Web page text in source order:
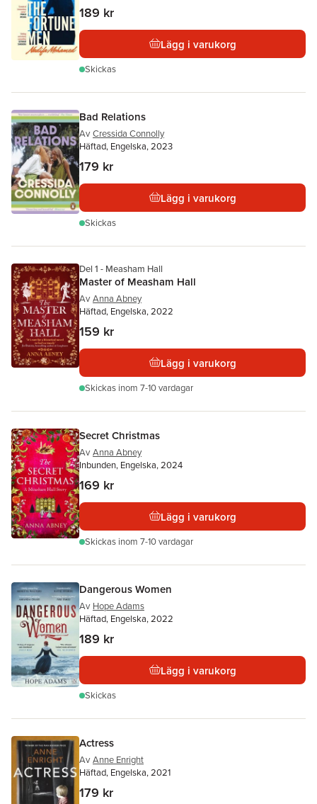
189 kr
Lägg i varukorg
Skickas
Bad Relations
Av Cressida Connolly
Häftad, Engelska, 2023
179 kr
Lägg i varukorg
Skickas
Del 1 - Measham Hall
Master of Measham Hall
Av Anna Abney
Häftad, Engelska, 2022
159 kr
Lägg i varukorg
Skickas inom 7-10 vardagar
Secret Christmas
Av Anna Abney
Inbunden, Engelska, 2024
169 kr
Lägg i varukorg
Skickas inom 7-10 vardagar
Dangerous Women
Av Hope Adams
Häftad, Engelska, 2022
189 kr
Lägg i varukorg
Skickas
Actress
Av Anne Enright
Häftad, Engelska, 2021
179 kr